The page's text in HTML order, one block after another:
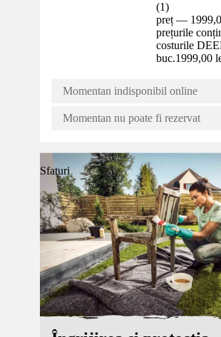
(1)
preț —
prețurile
costurile
buc.1999,00
Momentan indisponibil online
Momentan nu poate fi rezervat
Sfaturi